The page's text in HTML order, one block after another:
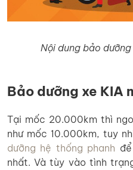
Nội dung bảo
Bảo dưỡng xe KIA
Tại mốc 20.000km thì
như mốc 10.000km, tuy
dưỡng hệ thống phanh
nhất. Và tùy vào tình